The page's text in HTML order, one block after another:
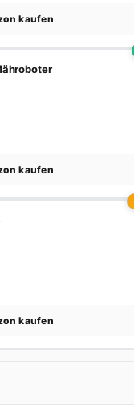
kaufen
kaufen
kaufen